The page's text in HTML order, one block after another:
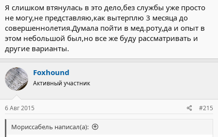
Я слишком втянулась в это дело,без службы уже просто
не могу,не представляю,как вытерплю 3 месяца до
совершеннолетия.Думала пойти в мед.роту,да и опыт в
этом небольшой был,но все же буду рассматривать и
другие варианты.
Foxhound
Активный участник
6 Авг 2015 #215
Мориссабель написал(а):